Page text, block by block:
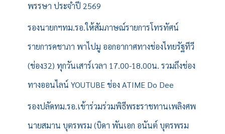
พรรษา ประจำปี 2569
รองนายกฯทม.รอ.ให้สัมภาษณ์รายการโทรทัศน์
รายการคชาภา พาไปมู ออกอากาศทางช่องไทยรัฐทีวี
(ช่อง32) ทุกวันเสาร์เวลา 17.00-18.00น. รวมถึงช่อง
ทางออนไลน์ YOUTUBE ช่อง ATIME Do Dee
รองปลัดทม.รอ.เข้าร่วมร่วมพิธีพระราชทานเพลิงศพ
นายสมาน บุตรพรม (บิดา พันเอก อนันต์ บุตรพรม